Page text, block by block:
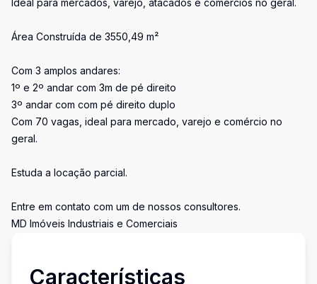
Ideal para mercados, varejo, atacados e comércios no geral.
Área Construída de 3550,49 m²
Com 3 amplos andares:
1º e 2º andar com 3m de pé direito
3º andar com com pé direito duplo
Com 70 vagas, ideal para mercado, varejo e comércio no
geral.
Estuda a locação parcial.
Entre em contato com um de nossos consultores.
MD Imóveis Industriais e Comerciais
Características